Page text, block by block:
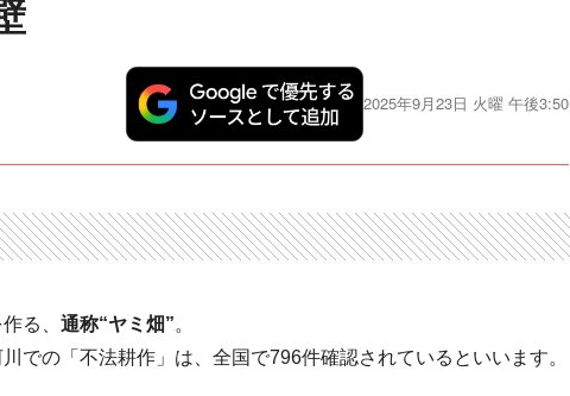
2025年9月23日 火曜 午後3:50
る、 通称“ヤミ畑”。
での「不法耕作」は、全国で796件確認されているといいます。